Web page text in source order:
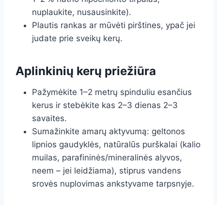
nuplaukite, nusausinkite).
Plautis rankas ar mūvėti pirštines, ypač jei
judate prie sveikų kerų.
Aplinkinių kerų priežiūra
Pažymėkite 1–2 metrų spinduliu esančius
kerus ir stebėkite kas 2–3 dienas 2–3
savaites.
Sumažinkite amarų aktyvumą: geltonos
lipnios gaudyklės, natūralūs purškalai (kalio
muilas, parafininės/mineralinės alyvos,
neem – jei leidžiama), stiprus vandens
srovės nuplovimas ankstyvame tarpsnyje.